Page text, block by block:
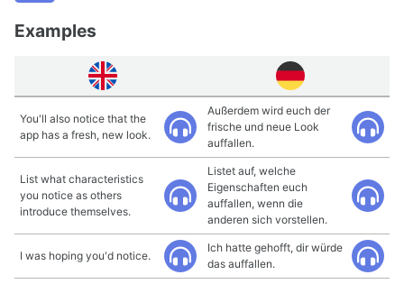
Examples
You'll also notice that the
app has a fresh, new look.
Außerdem wird euch der
frische und neue Look
auffallen.
List what characteristics
you notice as others
introduce themselves.
Listet auf, welche
Eigenschaften euch
auffallen, wenn die
anderen sich vorstellen.
I was hoping you'd notice.
Ich hatte gehofft, dir würde
das auffallen.